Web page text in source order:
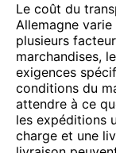
Le coût du
Allemagne
plusieurs
marchandises,
exigences
conditions du
attendre à ce
les expéditions
charge et une